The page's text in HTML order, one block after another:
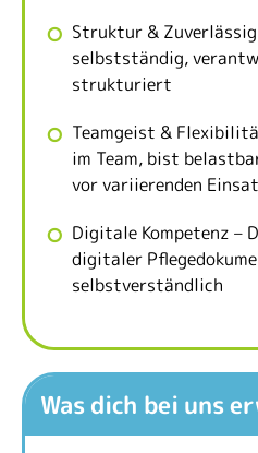
Struktur &
selbstständig,
strukturiert
Teamgeist &
im Team, bist
vor variierenden
Digitale Kompetenz –
digitaler
selbstverständlich
Was dich bei uns